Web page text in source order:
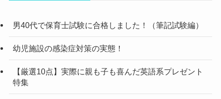
男40代で保育士試験に合格しました！（筆記試験編）
幼児施設の感染症対策の実態！
【厳選10点】実際に親も子も喜んだ英語系プレゼント
特集